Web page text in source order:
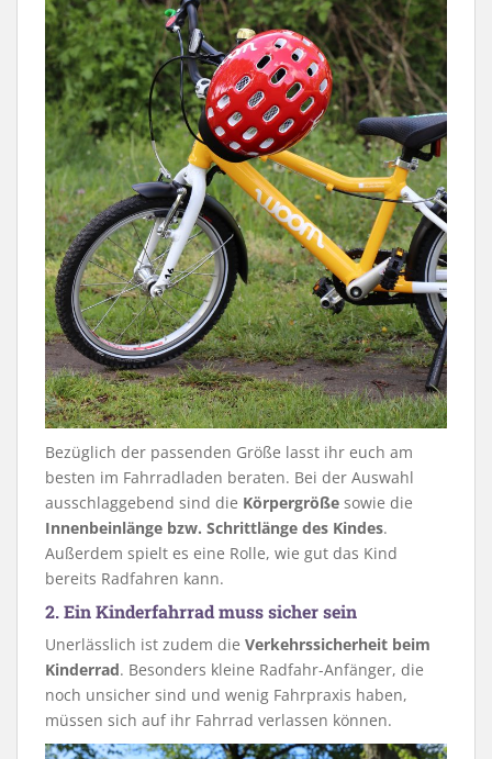
Bezüglich der passenden Größe lasst ihr euch am
besten im Fahrradladen beraten. Bei der Auswahl
ausschlaggebend sind die Körpergröße sowie die
Innenbeinlänge bzw. Schrittlänge des Kindes.
Außerdem spielt es eine Rolle, wie gut das Kind
bereits Radfahren kann.
2. Ein Kinderfahrrad muss sicher sein
Unerlässlich ist zudem die Verkehrssicherheit beim
Kinderrad. Besonders kleine Radfahr-Anfänger, die
noch unsicher sind und wenig Fahrpraxis haben,
müssen sich auf ihr Fahrrad verlassen können.